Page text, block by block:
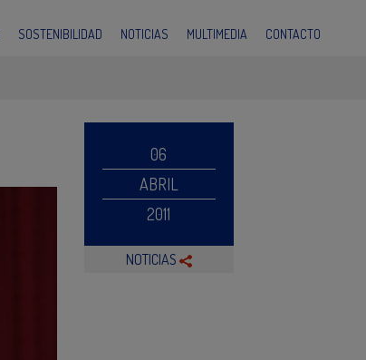
SOSTENIBILIDAD NOTICIAS MULTIMEDIA CONTACTO
06
ABRIL
2011
NOTICIAS